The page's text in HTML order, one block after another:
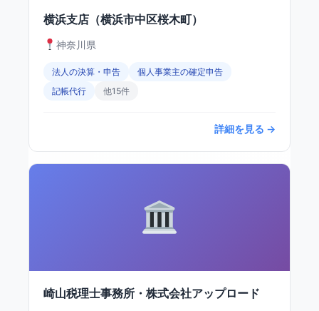
横浜支店（横浜市中区桜木町）
神奈川県
法人の決算・申告
個人事業主の確定申告
記帳代行
他15件
詳細を見る →
崎山税理士事務所・株式会社アップロード